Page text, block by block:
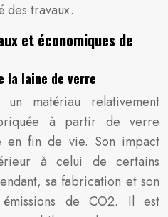
des travaux.
et économiques de
la laine de verre
matériau relativement
à partir de verre
en fin de vie. Son impact
à celui de certains
sa fabrication et son
de CO2. Il est